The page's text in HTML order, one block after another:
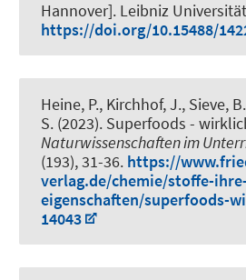
Hannover]. Leibniz
https://doi.org/10.15488/
Heine, P., Kirchhof, J., Sieve, B.
S. (2023). Superfoods -
Naturwissenschaften im
(193), 31-36. https://
verlag.de/chemie/stoffe-ihre-
eigenschaften/superfoods-
14043